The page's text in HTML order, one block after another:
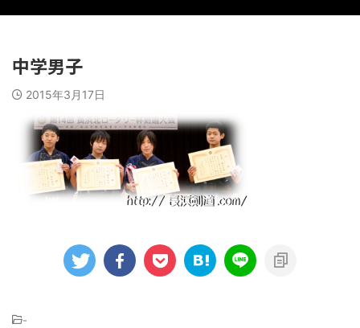
中学男子
2015年3月17日
-